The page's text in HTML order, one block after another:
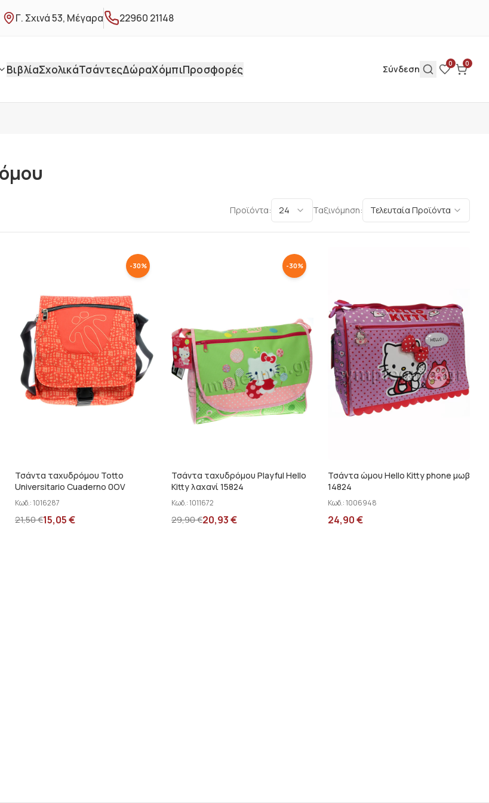
Γ. Σχινά 53, Μέγαρα 22960 21148
ΒιβλίαΣχολικάΤσάντεςΔώραΧόμπιΠροσφορές Σύνδεση
0 0
Προϊόντα: 24 Ταξινόμηση: Τελευταία Προϊόντα
-30%
Τσάντα ταχυδρόμου Totto
Universitario Cuaderno 0OV
Κωδ.:1016287
21,50€15,05€
-30%
Τσάντα ταχυδρόμου Playful Hello
Kitty λαχανί 15824
Κωδ.:1011672
29,90€20,93€
Τσάντα ώμου Hello Kitty phone μωβ
14824
Κωδ.:1006948
24,90€